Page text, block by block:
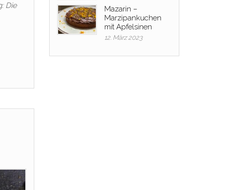
Die
Mazarin –
Marzipankuchen
mit Apfelsinen
12. März 2023